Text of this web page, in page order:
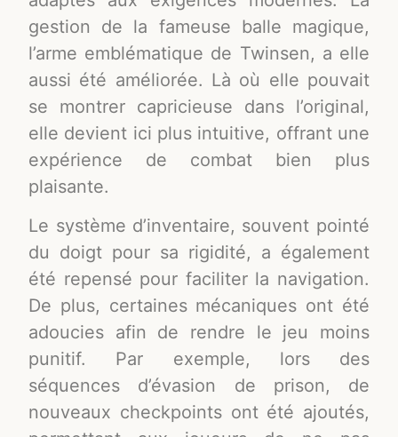
gestion de la fameuse balle magique,
l’arme emblématique de Twinsen, a elle
aussi été améliorée. Là où elle pouvait
se montrer capricieuse dans l’original,
elle devient ici plus intuitive, offrant une
expérience de combat bien plus
plaisante​.
Le système d’inventaire, souvent pointé
du doigt pour sa rigidité, a également
été repensé pour faciliter la navigation.
De plus, certaines mécaniques ont été
adoucies afin de rendre le jeu moins
punitif. Par exemple, lors des
séquences d’évasion de prison, de
nouveaux checkpoints ont été ajoutés,